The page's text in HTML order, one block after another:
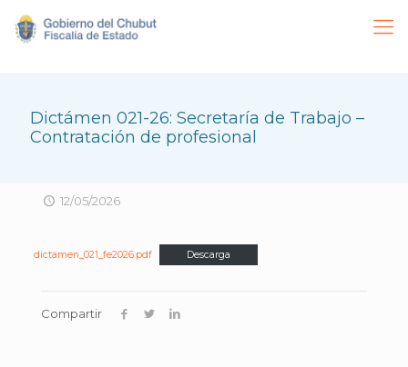
Dictámen 021-26: Secretaría de Trabajo –
Contratación de profesional
12/05/2026
dictamen_021_fe2026.pdf Descarga
Compartir